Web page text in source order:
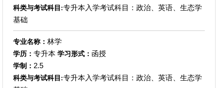
科类与考试科目:专升本入学考试科目：政治、英语、生态学
基础
专业名称： 林学
学历： 专升本 学习形式： 函授
学制： 2.5
科类与考试科目:专升本入学考试科目：政治、英语、生态学